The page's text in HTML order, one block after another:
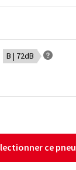
B | 72dB
ce pneu